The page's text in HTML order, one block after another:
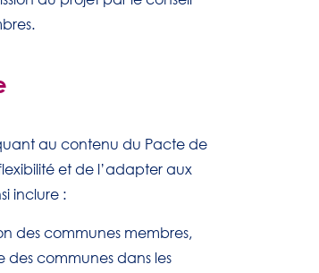
au contenu du Pacte de
et de l’adapter aux
inclure :
des communes membres,
communes dans les